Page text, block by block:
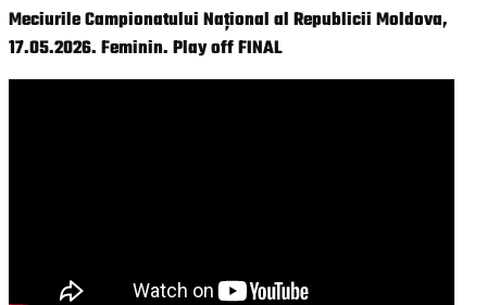
Meciurile Campionatului Național al Republicii Moldova,
17.05.2026. Feminin. Play off FINAL